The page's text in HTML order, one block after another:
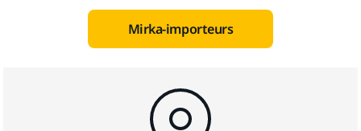
Mirka-importeurs